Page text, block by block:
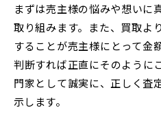
まずは売主様の悩みや想いに
取り組みます。また、買取よ
することが売主様にとって金
判断すれば正直にそのように
門家として誠実に、正しく査
示します。